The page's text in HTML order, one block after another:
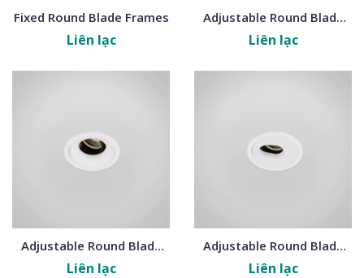
Fixed Round Blade Frames
Liên lạc
Adjustable Round Blade
Frames
Liên lạc
Adjustable Round Blade
Frames
Liên lạc
Adjustable Round Blade
Frames
Liên lạc